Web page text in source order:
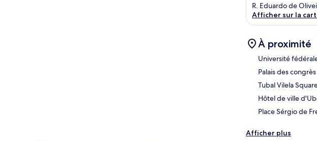
R. Eduardo de
Afficher sur la
À proximité
Université
Palais des
Tubal Vilela
Hôtel de ville
Place Sérgio de
Afficher plus